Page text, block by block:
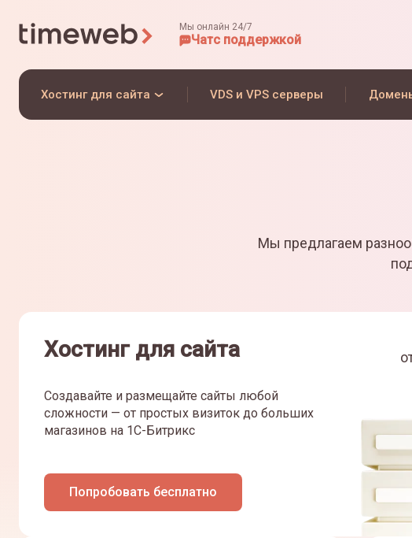
Мы онлайн 24/7
Чатс поддержкой
Хостинг для сайта VDS и VPS серверы
Мы предлагаем
Хостинг для сайта
Создавайте и размещайте сайты любой
сложности — от простых визиток до больших
магазинов на 1С-Битрикс
Попробовать бесплатно